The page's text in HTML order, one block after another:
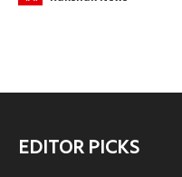
EDITOR PICKS